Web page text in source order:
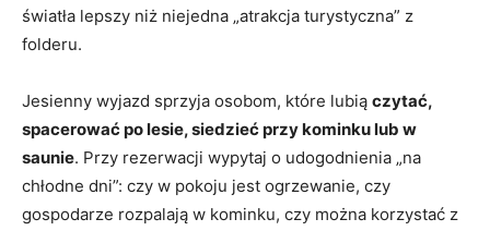
światła lepszy niż niejedna „atrakcja turystyczna” z
folderu.
Jesienny wyjazd sprzyja osobom, które lubią czytać,
spacerować po lesie, siedzieć przy kominku lub w
saunie. Przy rezerwacji wypytaj o udogodnienia „na
chłodne dni”: czy w pokoju jest ogrzewanie, czy
gospodarze rozpalają w kominku, czy można korzystać z